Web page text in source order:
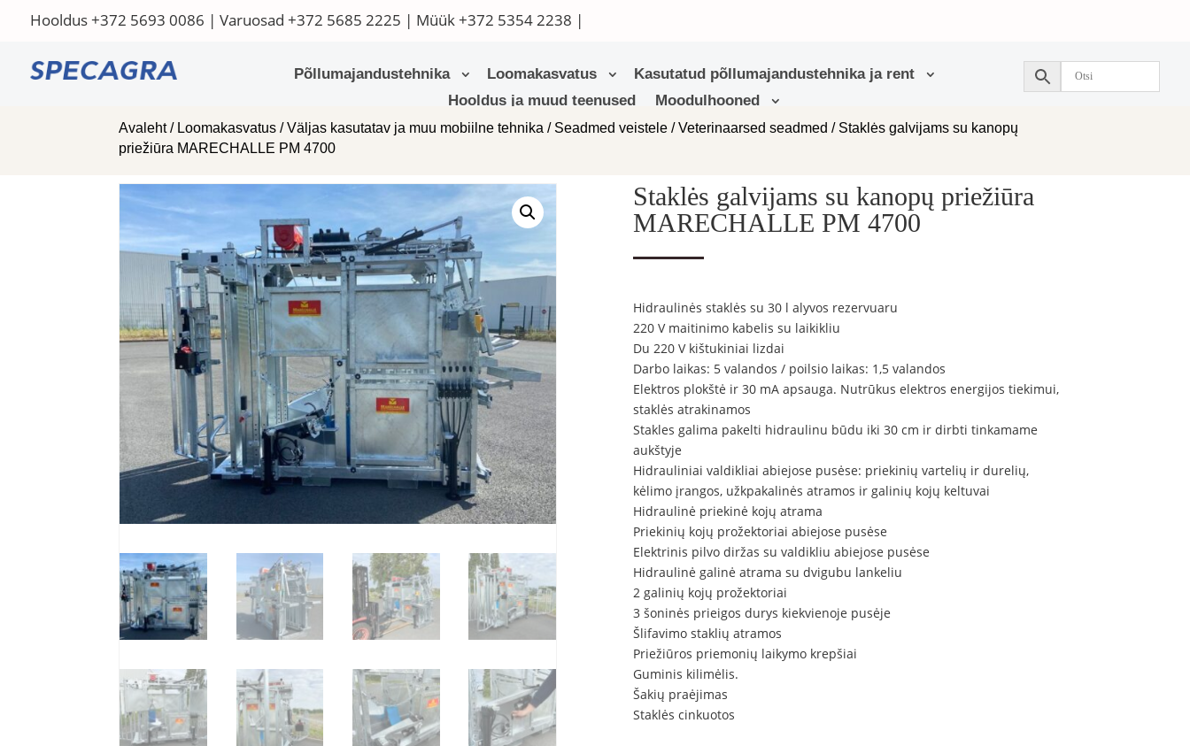
Hooldus+372 5693 0086 | Varuosad +372 5685 2225 | Müük+372 5354 2238 |
Põllumajandustehnika Loomakasvatus
Kasutatud põllumajandustehnika ja rent
Hooldus ja muud teenused
Moodulhooned
Avaleht/ Loomakasvatus /Väljas kasutatav ja muu mobiilne tehnika / Seadmed veistele /Veterinaarsed seadmed / Staklės galvijams su kanopų
priežiūra MARECHALLE PM 4700
Staklės galvijams su kanopų priežiūra
MARECHALLE PM 4700
Hidraulinės staklės su 30 l alyvos rezervuaru
220 V maitinimo kabelis su laikikliu
Du 220 V kištukiniai lizdai
Darbo laikas: 5 valandos / poilsio laikas: 1,5 valandos
Elektros plokštė ir 30 mA apsauga. Nutrūkus elektros energijos tiekimui,
staklės atrakinamos
Stakles galima pakelti hidraulinu būdu iki 30 cm ir dirbti tinkamame
aukštyje
Hidrauliniai valdikliai abiejose pusėse: priekinių vartelių ir durelių,
kėlimo įrangos, užkpakalinės atramos ir galinių kojų keltuvai
Hidraulinė priekinė kojų atrama
Priekinių kojų prožektoriai abiejose pusėse
Elektrinis pilvo diržas su valdikliu abiejose pusėse
Hidraulinė galinė atrama su dvigubu lankeliu
2 galinių kojų prožektoriai
3 šoninės prieigos durys kiekvienoje pusėje
Šlifavimo staklių atramos
Priežiūros priemonių laikymo krepšiai
Guminis kilimėlis.
Šakių praėjimas
Staklės cinkuotos